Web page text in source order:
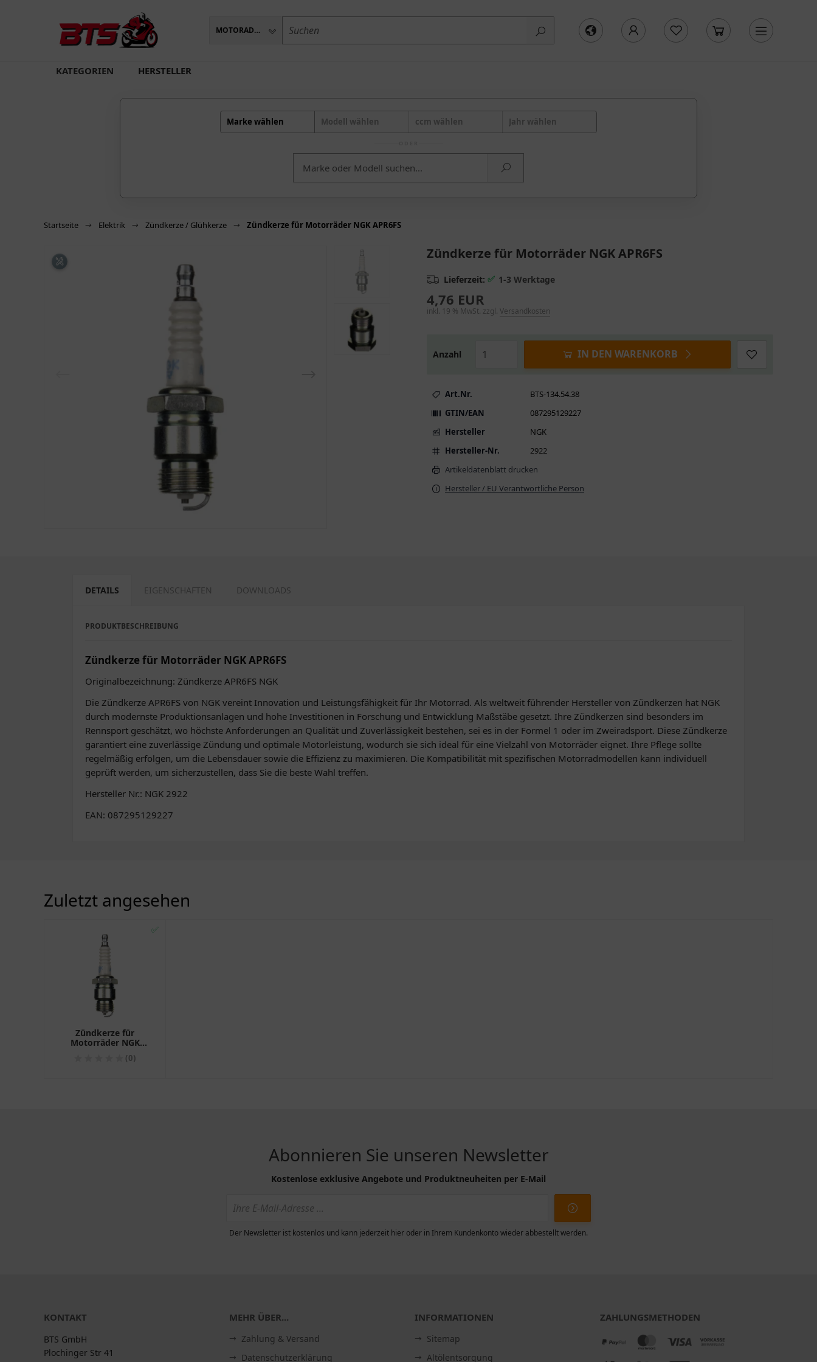
MOTORADTEILE
KATEGORIEN HERSTELLER
Marke wählen Modell wählen ccm wählen Jahr wählen
Startseite Elektrik Zündkerze / Glühkerze Zündkerze für Motorräder NGK APR6FS
Zündkerze für Motorräder NGK APR6FS
Lieferzeit: ✅ 1-3 Werktage
4,76 EUR
inkl. 19 % MwSt. zzgl. Versandkosten
Anzahl IN DEN WARENKORB
Art.Nr.
BTS-134.54.38
GTIN/EAN
087295129227
Hersteller
NGK
Hersteller-Nr.
2922
Artikeldatenblatt drucken
Hersteller / EU Verantwortliche Person
DETAILS EIGENSCHAFTEN DOWNLOADS
PRODUKTBESCHREIBUNG
Zündkerze für Motorräder NGK APR6FS
Originalbezeichnung: Zündkerze APR6FS NGK
Die Zündkerze APR6FS von NGK vereint Innovation und Leistungsfähigkeit für Ihr Motorrad. Als weltweit führender Hersteller von Zündkerzen hat NGK
durch modernste Produktionsanlagen und hohe Investitionen in Forschung und Entwicklung Maßstäbe gesetzt. Ihre Zündkerzen sind besonders im
Rennsport geschätzt, wo höchste Anforderungen an Qualität und Zuverlässigkeit bestehen, sei es in der Formel 1 oder im Zweiradsport. Diese Zündkerze
garantiert eine zuverlässige Zündung und optimale Motorleistung, wodurch sie sich ideal für eine Vielzahl von Motorräder eignet. Ihre Pflege sollte
regelmäßig erfolgen, um die Lebensdauer sowie die Effizienz zu maximieren. Die Kompatibilität mit spezifischen Motorradmodellen kann individuell
geprüft werden, um sicherzustellen, dass Sie die beste Wahl treffen.
Hersteller Nr.: NGK 2922
EAN: 087295129227
Zuletzt angesehen
✅
Zündkerze für
Motorräder NGK
(0)
Abonnieren Sie unseren Newsletter
Kostenlose exklusive Angebote und Produktneuheiten per E-Mail
Der Newsletter ist kostenlos und kann jederzeit hier oder in Ihrem Kundenkonto wieder abbestellt werden.
KONTAKT
BTS GmbH
Plochinger Str 41
MEHR ÜBER...
Zahlung & Versand
Datenschutzerklärung
INFORMATIONEN
Sitemap
Altölentsorgung
ZAHLUNGSMETHODEN